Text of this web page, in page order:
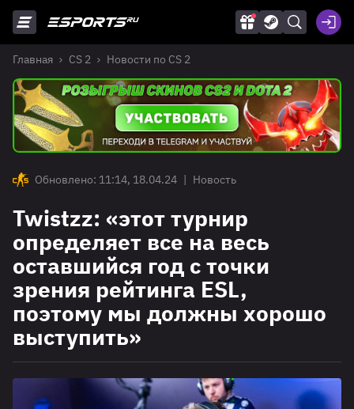
Главная CS 2 Новости по CS 2
Обновлено: 11:14, 18.04.24 | Новость
Twistzz: «этот турнир
определяет все на весь
оставшийся год с точки
зрения рейтинга ESL,
поэтому мы должны хорошо
выступить»